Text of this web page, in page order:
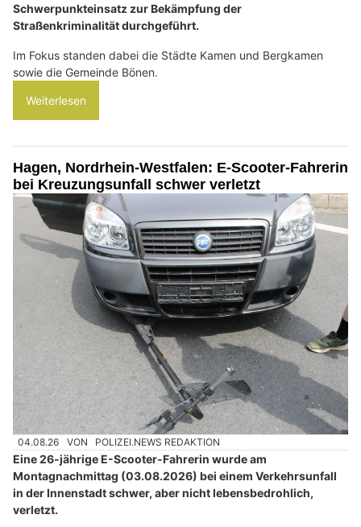
Schwerpunkteinsatz zur Bekämpfung der
Straßenkriminalität durchgeführt.
Im Fokus standen dabei die Städte Kamen und Bergkamen
sowie die Gemeinde Bönen.
Weiterlesen
Hagen, Nordrhein-Westfalen: E-Scooter-Fahrerin
bei Kreuzungsunfall schwer verletzt
04.08.26 VON POLIZEI.NEWS REDAKTION
Eine 26-jährige E-Scooter-Fahrerin wurde am
Montagnachmittag (03.08.2026) bei einem Verkehrsunfall
in der Innenstadt schwer, aber nicht lebensbedrohlich,
verletzt.